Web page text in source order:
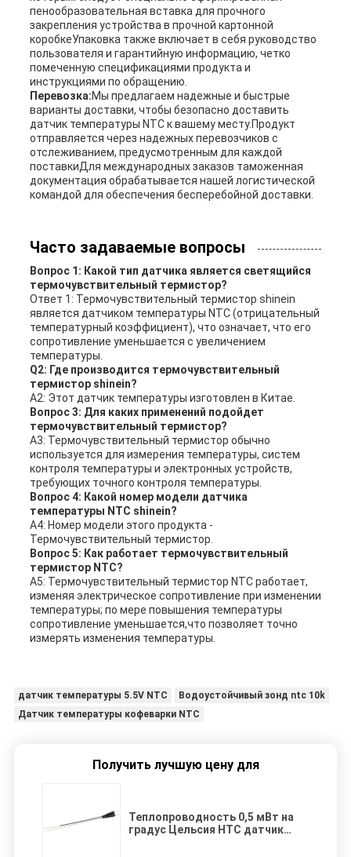
пенообразовательная вставка для прочного
закрепления устройства в прочной картонной
коробкеУпаковка также включает в себя руководство
пользователя и гарантийную информацию, четко
помеченную спецификациями продукта и
инструкциями по обращению.
Перевозка:Мы предлагаем надежные и быстрые
варианты доставки, чтобы безопасно доставить
датчик температуры NTC к вашему месту.Продукт
отправляется через надежных перевозчиков с
отслеживанием, предусмотренным для каждой
поставкиДля международных заказов таможенная
документация обрабатывается нашей логистической
командой для обеспечения бесперебойной доставки.
Часто задаваемые вопросы
Вопрос 1: Какой тип датчика является светящийся
термочувствительный термистор?
Ответ 1: Термочувствительный термистор shinein
является датчиком температуры NTC (отрицательный
температурный коэффициент), что означает, что его
сопротивление уменьшается с увеличением
температуры.
Q2: Где производится термочувствительный
термистор shinein?
A2: Этот датчик температуры изготовлен в Китае.
Вопрос 3: Для каких применений подойдет
термочувствительный термистор?
A3: Термочувствительный термистор обычно
используется для измерения температуры, систем
контроля температуры и электронных устройств,
требующих точного контроля температуры.
Вопрос 4: Какой номер модели датчика
температуры NTC shinein?
A4: Номер модели этого продукта -
Термочувствительный термистор.
Вопрос 5: Как работает термочувствительный
термистор NTC?
A5: Термочувствительный термистор NTC работает,
изменяя электрическое сопротивление при изменении
температуры; по мере повышения температуры
сопротивление уменьшается,что позволяет точно
измерять изменения температуры.
датчик температуры 5.5V NTC
Водоустойчивый зонд ntc 10k
Датчик температуры кофеварки NTC
Получить лучшую цену для
Теплопроводность 0,5 мВт на
градус Цельсия НТС датчик